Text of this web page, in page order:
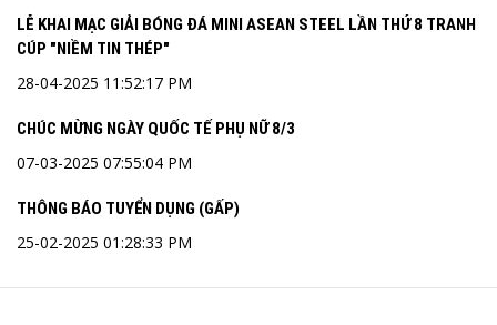
LỄ KHAI MẠC GIẢI BÓNG ĐÁ MINI ASEAN STEEL LẦN THỨ 8 TRANH
CÚP "NIỀM TIN THÉP"
28-04-2025 11:52:17 PM
CHÚC MỪNG NGÀY QUỐC TẾ PHỤ NỮ 8/3
07-03-2025 07:55:04 PM
THÔNG BÁO TUYỂN DỤNG (GẤP)
25-02-2025 01:28:33 PM